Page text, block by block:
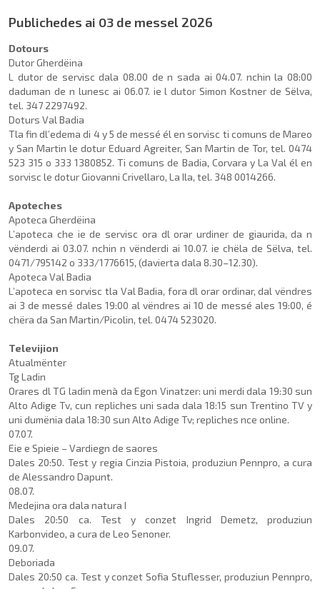
Publichedes ai 03 de messel 2026
Dotours
Dutor Gherdëina
L dutor de servisc dala 08.00 de n sada ai 04.07. nchin la 08:00
daduman de n lunesc ai 06.07. ie l dutor Simon Ko­stner de Sëlva,
tel. 347 2297492.
Doturs Val Badia
Tla fin dl’edema di 4 y 5 de messé él en sorvisc ti comuns de Mareo
y San Martin le dotur Eduard Agreiter, San Mar­tin de Tor, tel. 0474
523 315 o 333 1380852. Ti comuns de Badia, Corvara y La Val él en
sorvisc le dotur Giovanni Crivellaro, La Ila, tel. 348 0014266.
Apoteches
Apoteca Gherdëina
L’apoteca che ie de servisc ora dl orar urdiner de giaurida, da n
vënderdi ai 03.07. nchin n vënderdi ai 10.07. ie chëla de Sëlva, tel.
0471/795142 o 333/1776615, (davierta dala 8.30–12.30).
Apoteca Val Badia
L’apoteca en sorvisc tla Val Badia, fora dl orar ordinar, dal vëndres
ai 3 de messé dales 19:00 al vëndres ai 10 de messé ales 19:00, é
chëra da San Martin/Picolin, tel. 0474 523020.
Televijion
Atualmënter
Tg Ladin
Orares dl TG ladin menà da Egon Vinatzer: uni merdi dala 19:30 sun
Alto Adige Tv, cun repliches uni sada dala 18:15 sun Trentino TV y
uni dumënia dala 18:30 sun Alto Adige Tv; repliches nce online.
07.07.
Eie e Spieie – Vardiegn de saores
Dales 20:50. Test y regia Cin­zia Pistoia, produziun Pennpro, a cura
de Alessandro Dapunt.
08.07.
Medejina ora dala natura I
Dales 20:50 ca. Test y conzet Ingrid Demetz, produziun
Karbonvideo, a cura de Leo Senoner.
09.07.
Deboriada
Dales 20:50 ca. Test y conzet Sofia Stuflesser, produziun Pennpro,